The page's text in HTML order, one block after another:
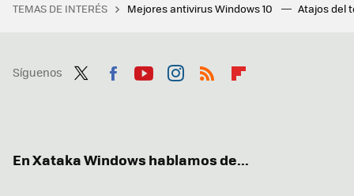
TEMAS DE INTERÉS Mejores antivirus Windows 10 Atajos del
Síguenos
En Xataka Windows hablamos de...